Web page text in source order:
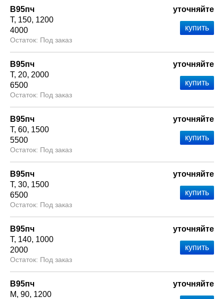
В95пч
Т 150 1200
4000
Под заказ
уточняйте
В95пч
Т 20 2000
6500
Под заказ
уточняйте
В95пч
Т 60 1500
5500
Под заказ
уточняйте
В95пч
Т 30 1500
6500
Под заказ
уточняйте
В95пч
Т 140 1000
2000
Под заказ
уточняйте
В95пч
М 90 1200
уточняйте